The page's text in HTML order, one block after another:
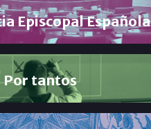
Episcopal Española
Por tantos